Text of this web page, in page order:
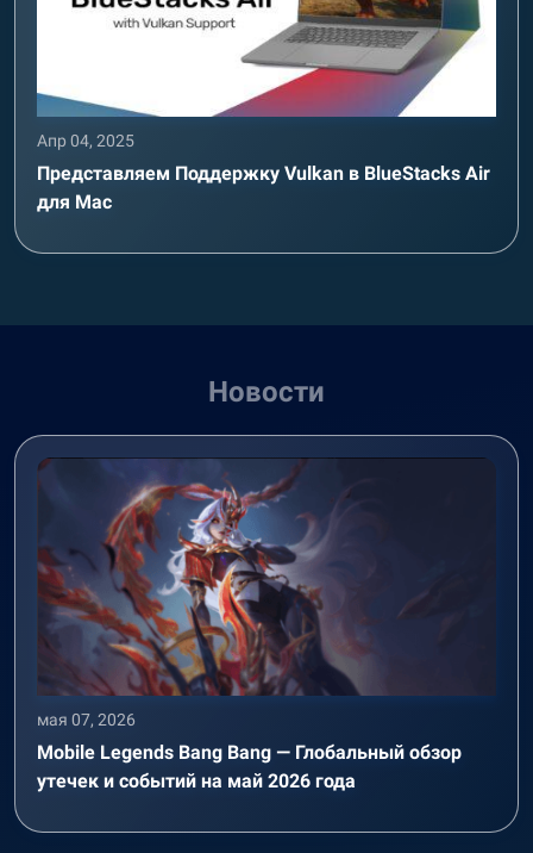
Апр 04, 2025
Представляем Поддержку Vulkan в BlueStacks Air
для Mac
Новости
мая 07, 2026
Mobile Legends Bang Bang — Глобальный обзор
утечек и событий на май 2026 года